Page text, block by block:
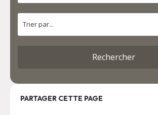
PARTAGER CETTE PAGE